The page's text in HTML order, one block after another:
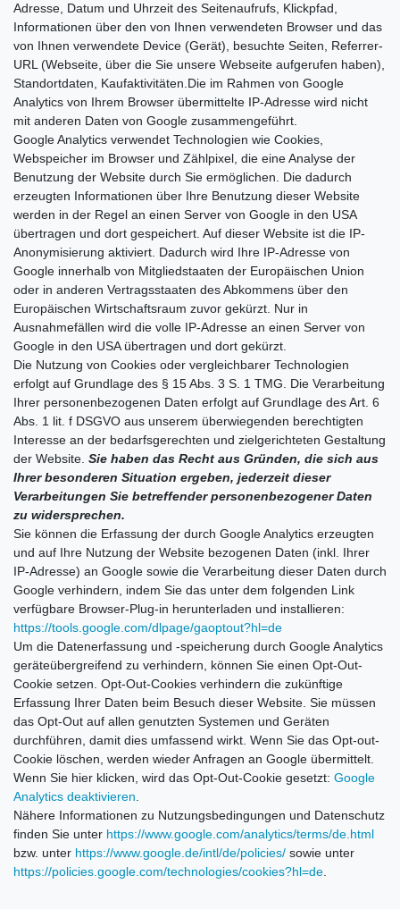
Adresse, Datum und Uhrzeit des Seitenaufrufs, Klickpfad,
Informationen über den von Ihnen verwendeten Browser und das
von Ihnen verwendete Device (Gerät), besuchte Seiten, Referrer-
URL (Webseite, über die Sie unsere Webseite aufgerufen haben),
Standortdaten, Kaufaktivitäten.Die im Rahmen von Google
Analytics von Ihrem Browser übermittelte IP-Adresse wird nicht
mit anderen Daten von Google zusammengeführt.
Google Analytics verwendet Technologien wie Cookies,
Webspeicher im Browser und Zählpixel, die eine Analyse der
Benutzung der Website durch Sie ermöglichen. Die dadurch
erzeugten Informationen über Ihre Benutzung dieser Website
werden in der Regel an einen Server von Google in den USA
übertragen und dort gespeichert. Auf dieser Website ist die IP-
Anonymisierung aktiviert. Dadurch wird Ihre IP-Adresse von
Google innerhalb von Mitgliedstaaten der Europäischen Union
oder in anderen Vertragsstaaten des Abkommens über den
Europäischen Wirtschaftsraum zuvor gekürzt. Nur in
Ausnahmefällen wird die volle IP-Adresse an einen Server von
Google in den USA übertragen und dort gekürzt.
Die Nutzung von Cookies oder vergleichbarer Technologien
erfolgt auf Grundlage des § 15 Abs. 3 S. 1 TMG. Die Verarbeitung
Ihrer personenbezogenen Daten erfolgt auf Grundlage des Art. 6
Abs. 1 lit. f DSGVO aus unserem überwiegenden berechtigten
Interesse an der bedarfsgerechten und zielgerichteten Gestaltung
der Website. Sie haben das Recht aus Gründen, die sich aus
Ihrer besonderen Situation ergeben, jederzeit dieser
Verarbeitungen Sie betreffender personenbezogener Daten
zu widersprechen.
Sie können die Erfassung der durch Google Analytics erzeugten
und auf Ihre Nutzung der Website bezogenen Daten (inkl. Ihrer
IP-Adresse) an Google sowie die Verarbeitung dieser Daten durch
Google verhindern, indem Sie das unter dem folgenden Link
verfügbare Browser-Plug-in herunterladen und installieren:
https://tools.google.com/dlpage/gaoptout?hl=de
Um die Datenerfassung und -speicherung durch Google Analytics
geräteübergreifend zu verhindern, können Sie einen Opt-Out-
Cookie setzen. Opt-Out-Cookies verhindern die zukünftige
Erfassung Ihrer Daten beim Besuch dieser Website. Sie müssen
das Opt-Out auf allen genutzten Systemen und Geräten
durchführen, damit dies umfassend wirkt. Wenn Sie das Opt-out-
Cookie löschen, werden wieder Anfragen an Google übermittelt.
Wenn Sie hier klicken, wird das Opt-Out-Cookie gesetzt: Google
Analytics deaktivieren
Nähere Informationen zu Nutzungsbedingungen und Datenschutz
finden Sie unter https://www.google.com/analytics/terms/de.html
bzw. unter https://www.google.de/intl/de/policies/ sowie unter
https://policies.google.com/technologies/cookies?hl=de